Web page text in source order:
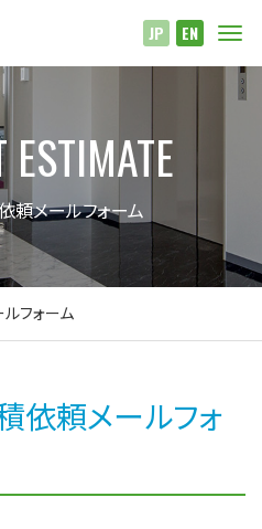
EN
JP
ESTIMATE
依頼メールフォーム
フォーム
依頼メールフォ